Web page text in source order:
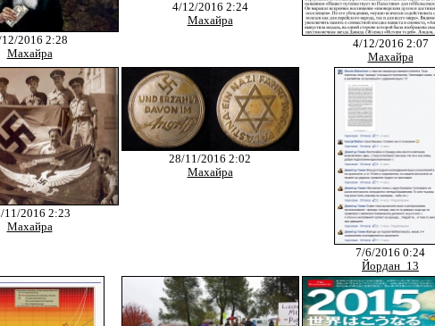
2016 2:28
Махайра
4/12/2016 2:24
Махайра
4/12/2016 2:07
Махайра
11/2016 2:23
Махайра
28/11/2016 2:02
Махайра
7/6/2016 0:24
Йордан_13